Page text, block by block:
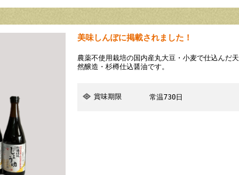
美味しんぼに掲載されました！
農薬不使用栽培の国内産丸大豆・小麦で仕込んだ天
然醸造・杉樽仕込醤油です。
賞味期限 常温730日